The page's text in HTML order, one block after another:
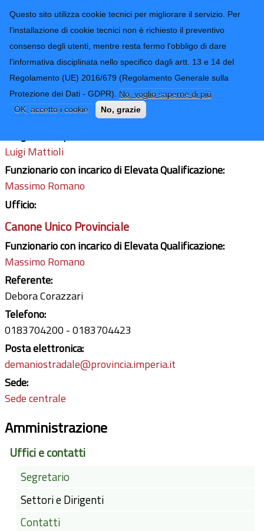
Questo sito utilizza cookie tecnici per migliorare il servizio. Per
l'installazione di cookie tecnici non è richiesto il preventivo
consenso degli utenti, mentre resta fermo l'obbligo di dare
l'informativa disciplinata nello specifico dagli artt. 13 e 14 del
Regolamento (UE) 2016/679 (Regolamento Generale sulla
Protezione dei Dati - GDPR). No, voglio saperne di più
OK, accetto i cookie
No, grazie
Provincia di
Imperia
CONTATTI-URP
TRASPARENZA
Form di ricerca
Demanio Stradale
Ultimo aggiornamento: 24/02/2026 - 14:03
Luigi Mattioli
Funzionario con incarico di Elevata Qualificazione:
Massimo Romano
Ufficio:
Canone Unico Provinciale
Funzionario con incarico di Elevata Qualificazione:
Massimo Romano
Referente:
Debora Corazzari
Telefono:
0183704200
0183704423
Posta elettronica:
demaniostradale@provincia.imperia.it
Sede:
Sede centrale
Amministrazione
Uffici e contatti
Segretario
Settori e Dirigenti
Contatti